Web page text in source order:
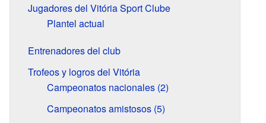
Jugadores del Vitória Sport Clube
Plantel actual
Entrenadores del club
Trofeos y logros del Vitória
Campeonatos nacionales (2)
Campeonatos amistosos (5)